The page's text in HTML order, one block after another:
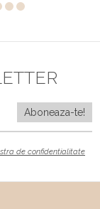
de confidentialitate